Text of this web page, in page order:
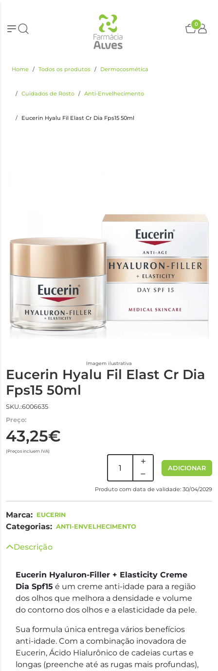
0
Home Todos os produtos Dermocosmética
Cuidados de Rosto Anti-Envelhecimento
Eucerin Hyalu Fil Elast Cr Dia Fps15 50ml
Imagem ilustrativa
Eucerin Hyalu Fil Elast Cr Dia
Fps15 50ml
SKU.:6006635
Preço:
43,25€
(Preços incluem IVA)
ADICIONAR
Produto com data de validade: 30/04/2029
Marca: EUCERIN
Categorias: ANTI-ENVELHECIMENTO
Descrição
Eucerin Hyaluron-Filler + Elasticity Creme
Dia Spf15 é um creme anti-idade para a região
dos olhos que melhora a densidade e volume
do contorno dos olhos e a elasticidade da pele.
Sua formula única entrega vários benefícios
anti-idade. Com a combinação inovadora de
Eucerin, Ácido Hialurônico de cadeias curtas e
longas (preenche até as rugas mais profundas),